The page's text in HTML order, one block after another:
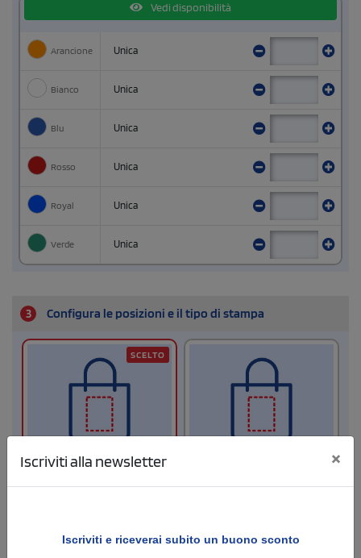
Vedi disponibilità
Arancione Unica
Bianco Unica
Blu Unica
Rosso Unica
Royal Unica
Verde Unica
3 Configura le posizioni e il tipo di stampa
SCELTO
Iscriviti alla newsletter ×
Iscriviti e riceverai subito un buono sconto